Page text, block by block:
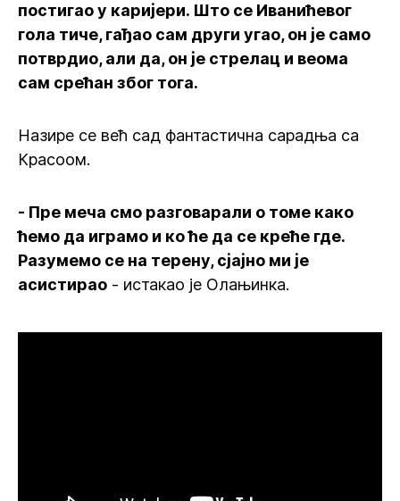
постигао у каријери. Што се Иванићевог
гола тиче, гађао сам други угао, он је само
потврдио, али да, он је стрелац и веома
сам срећан због тога.
Назире се већ сад фантастична сарадња са
Красоом.
- Пре меча смо разговарали о томе како
ћемо да играмо и ко ће да се креће где.
Разумемо се на терену, сјајно ми је
асистирао - истакао је Олањинка.